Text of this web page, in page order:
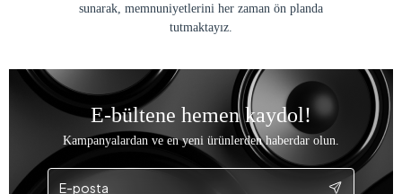
sunarak, memnuniyetlerini her zaman ön planda
tutmaktayız.
E-bültene hemen kaydol!
Kampanyalardan ve en yeni ürünlerden haberdar olun.